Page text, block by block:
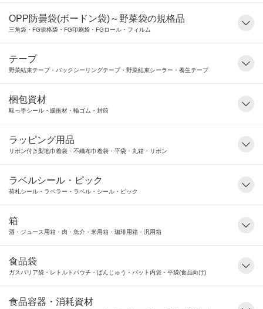
OPP防曇袋(ボードン袋)～野菜袋の規格品
三角袋・FG規格袋・FG印刷袋・FGロール・フィルム
テープ
野菜結束テープ・バックシーリングテープ・野菜結束シーラー・養生テープ
梱包資材
取っ手シール・緩衝材・輪ゴム・封筒
ラッピング用品
リボン付き梨地巾着袋・不織布巾着袋・平袋・丸箱・リボン
ラベルシール・ピック
荷札シール・ラベラー・ラベル・シール・ピック
箱
酒・ジュース用箱・肉・魚介・米用箱・珈琲用箱・汎用箱
食品袋
ガスバリア袋・レトルトパウチ・ばんじゅう・バット内袋・平袋(食品向け)
食品容器・消耗資材